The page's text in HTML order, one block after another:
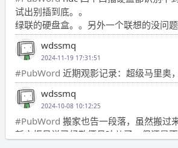
试出别插到底。。
绿联的硬盘盒。。另外一个联想的没问题
wdssmq
2024-11-19 17:31:51
#PubWord 近期观影记录：超级马里奥
wdssmq
2024-10-08 10:12:25
#PubWord 搬家也告一段落，虽然搬过
新衣柜虽说已经散俩月味儿了，但还是不